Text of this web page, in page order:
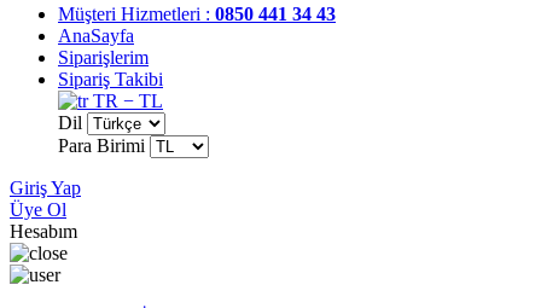
Müşteri Hizmetleri : 0850 441 34 43
AnaSayfa
Siparişlerim
Sipariş Takibi
TR − TL
Dil
Para Birimi
Giriş Yap
Üye Ol
Hesabım